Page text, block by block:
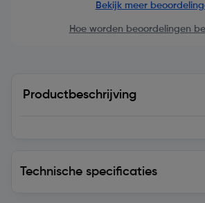
Bekijk meer
Hoe worden beoordelingen
Productbeschrijving
Technische specificaties